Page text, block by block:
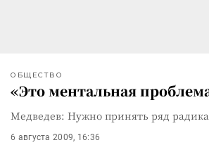
ОБЩЕСТВО
«Это ментальная
Медведев: Нужно принять ряд
6 августа 2009, 16:36